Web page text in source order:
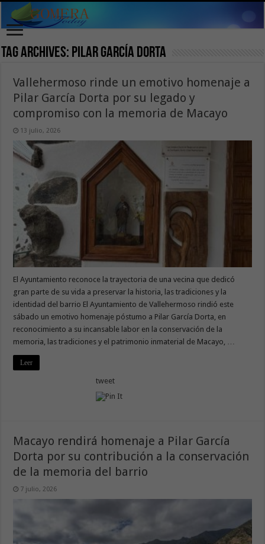
Tag Archives: Pilar García Dorta
Vallehermoso rinde un emotivo homenaje a
Pilar García Dorta por su legado y
compromiso con la memoria de Macayo
13 julio, 2026
El Ayuntamiento reconoce la trayectoria de una vecina que dedicó
gran parte de su vida a preservar la historia, las tradiciones y la
identidad del barrio El Ayuntamiento de Vallehermoso rindió este
sábado un emotivo homenaje póstumo a Pilar García Dorta, en
reconocimiento a su incansable labor en la conservación de la
memoria, las tradiciones y el patrimonio inmaterial de Macayo, …
Leer
tweet
Macayo rendirá homenaje a Pilar García
Dorta por su contribución a la conservación
de la memoria del barrio
7 julio, 2026